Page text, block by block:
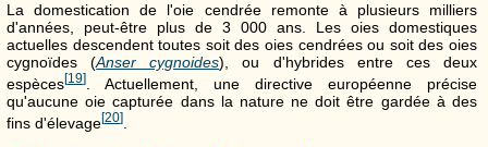
La domestication de l'oie cendrée remonte à plusieurs milliers
d'années, peut-être plus de 3 000 ans. Les oies domestiques
actuelles descendent toutes soit des oies cendrées ou soit des oies
cygnoïdes (Anser cygnoides), ou d'hybrides entre ces deux
espèces[19]
. Actuellement, une directive européenne précise
qu'aucune oie capturée dans la nature ne doit être gardée à des
fins d'élevage[20]